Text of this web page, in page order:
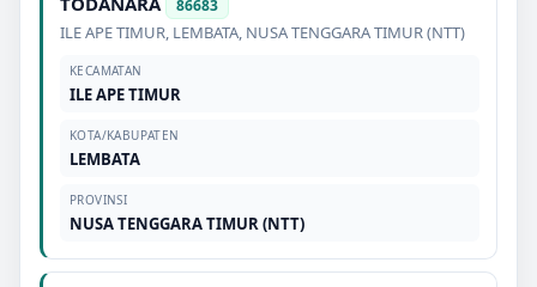
86683
ILE APE TIMUR, LEMBATA, NUSA TENGGARA TIMUR (NTT)
KECAMATAN
ILE APE TIMUR
KOTA/KABUPATEN
LEMBATA
PROVINSI
NUSA TENGGARA TIMUR (NTT)